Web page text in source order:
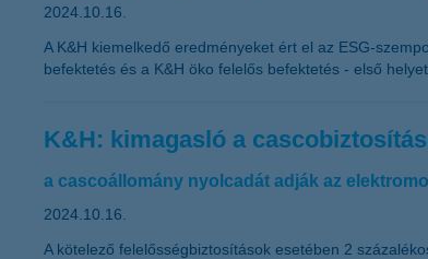
2024.10.16.
A K&H kiemelkedő eredményeket ért el az ESG-
befektetés és a K&H öko felelős befektetés - első
K&H: kimagasló a
a cascoállomány nyolcadát adják az
2024.10.16.
A kötelező felelősségbiztosítások esetében 2